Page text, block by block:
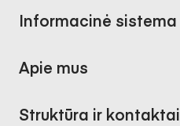
Informacinė sistema
Apie mus
Struktūra ir kontaktai